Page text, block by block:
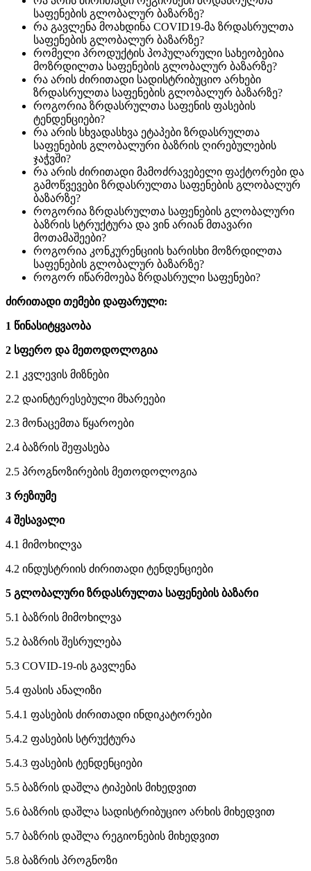
საფენების გლობალურ ბაზარზე?
რა გავლენა მოახდინა COVID19-მა ზრდასრულთა
საფენების გლობალურ ბაზარზე?
რომელი პროდუქტის პოპულარული სახეობებია
მოზრდილთა საფენების გლობალურ ბაზარზე?
რა არის ძირითადი სადისტრიბუციო არხები
ზრდასრულთა საფენების გლობალურ ბაზარზე?
როგორია ზრდასრულთა საფენის ფასების
ტენდენციები?
რა არის სხვადასხვა ეტაპები ზრდასრულთა
საფენების გლობალური ბაზრის ღირებულების
ჯაჭვში?
რა არის ძირითადი მამოძრავებელი ფაქტორები და
გამოწვევები ზრდასრულთა საფენების გლობალურ
ბაზარზე?
როგორია ზრდასრულთა საფენების გლობალური
ბაზრის სტრუქტურა და ვინ არიან მთავარი
მოთამაშეები?
როგორია კონკურენციის ხარისხი მოზრდილთა
საფენების გლობალურ ბაზარზე?
როგორ იწარმოება ზრდასრული საფენები?
ძირითადი თემები დაფარული:
1 წინასიტყვაობა
2 სფერო და მეთოდოლოგია
2.1 კვლევის მიზნები
2.2 დაინტერესებული მხარეები
2.3 მონაცემთა წყაროები
2.4 ბაზრის შეფასება
2.5 პროგნოზირების მეთოდოლოგია
3 რეზიუმე
4 შესავალი
4.1 მიმოხილვა
4.2 ინდუსტრიის ძირითადი ტენდენციები
5 გლობალური ზრდასრულთა საფენების ბაზარი
5.1 ბაზრის მიმოხილვა
5.2 ბაზრის შესრულება
5.3 COVID-19-ის გავლენა
5.4 ფასის ანალიზი
5.4.1 ფასების ძირითადი ინდიკატორები
5.4.2 ფასების სტრუქტურა
5.4.3 ფასების ტენდენციები
5.5 ბაზრის დაშლა ტიპების მიხედვით
5.6 ბაზრის დაშლა სადისტრიბუციო არხის მიხედვით
5.7 ბაზრის დაშლა რეგიონების მიხედვით
5.8 ბაზრის პროგნოზი